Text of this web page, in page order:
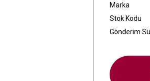
Marka
Stok Kodu
Gönderim